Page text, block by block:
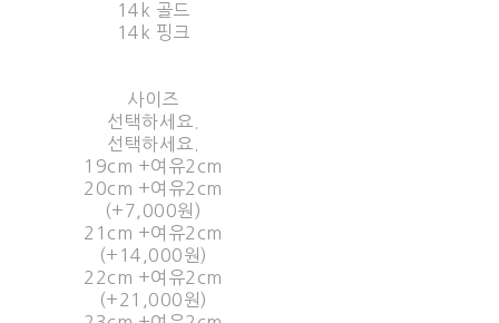
14k 골드
14k 핑크
사이즈
선택하세요.
선택하세요.
19cm +여유2cm
20cm +여유2cm
(+7,000원)
21cm +여유2cm
(+14,000원)
22cm +여유2cm
(+21,000원)